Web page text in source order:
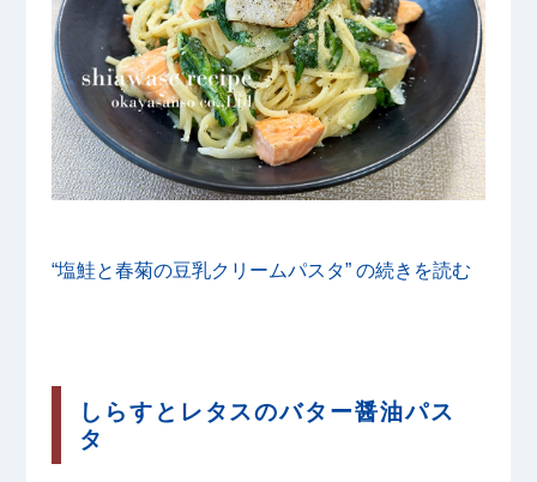
“塩鮭と春菊の豆乳クリームパスタ” の続きを読む
しらすとレタスのバター醤油パス
タ